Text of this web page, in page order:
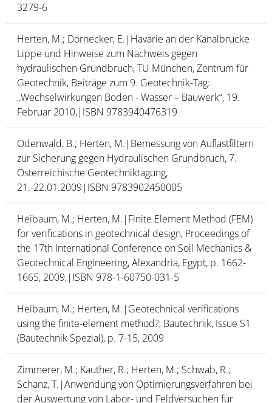
3279-6
Herten, M.; Dornecker, E.|Havarie an der Kanalbrücke
Lippe und Hinweise zum Nachweis gegen
hydraulischen Grundbruch, TU München, Zentrum für
Geotechnik, Beiträge zum 9. Geotechnik-Tag:
„Wechselwirkungen Boden - Wasser – Bauwerk“, 19.
Februar 2010,|ISBN 9783940476319
Odenwald, B.; Herten, M.|Bemessung von Auflastfiltern
zur Sicherung gegen Hydraulischen Grundbruch, 7.
Österreichische Geotechniktagung,
21.-22.01.2009|ISBN 9783902450005
Heibaum, M.; Herten, M.|Finite Element Method (FEM)
for verifications in geotechnical design, Proceedings of
the 17th International Conference on Soil Mechanics &
Geotechnical Engineering, Alexandria, Egypt, p. 1662-
1665, 2009,|ISBN 978-1-60750-031-5
Heibaum, M.; Herten, M.|Geotechnical verifications
using the finite-element method?, Bautechnik, Issue S1
(Bautechnik Spezial), p. 7-15, 2009
Zimmerer, M.; Kauther, R.; Herten, M.; Schwab, R.;
Schanz, T.|Anwendung von Optimierungsverfahren bei
der Auswertung von Labor- und Feldversuchen für